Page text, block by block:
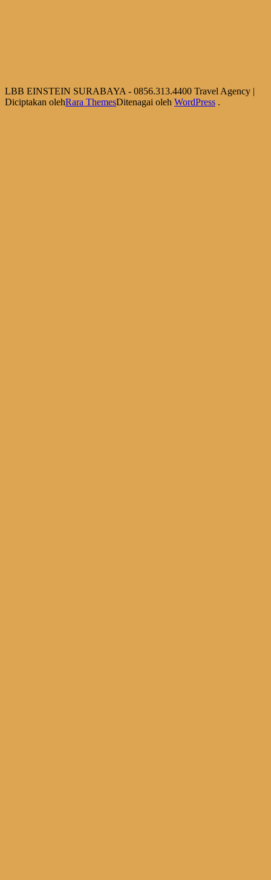
LBB EINSTEIN SURABAYA - 0856.313.4400 Travel Agency |
Diciptakan olehRara ThemesDitenagai oleh WordPress .